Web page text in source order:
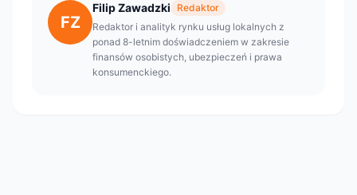
FZ
Filip Zawadzki
Redaktor
Redaktor i analityk rynku usług lokalnych z
ponad 8-letnim doświadczeniem w zakresie
finansów osobistych, ubezpieczeń i prawa
konsumenckiego.